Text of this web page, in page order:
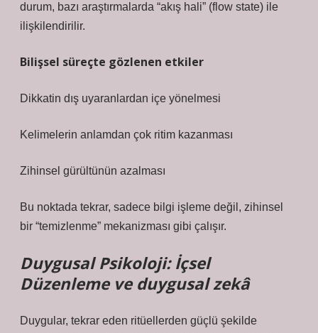
durum, bazı araştırmalarda “akış hali” (flow state) ile
ilişkilendirilir.
Bilişsel süreçte gözlenen etkiler
Dikkatin dış uyaranlardan içe yönelmesi
Kelimelerin anlamdan çok ritim kazanması
Zihinsel gürültünün azalması
Bu noktada tekrar, sadece bilgi işleme değil, zihinsel
bir “temizlenme” mekanizması gibi çalışır.
Duygusal Psikoloji: İçsel
Düzenleme veduygusal zekâ
Duygular, tekrar eden ritüellerden güçlü şekilde